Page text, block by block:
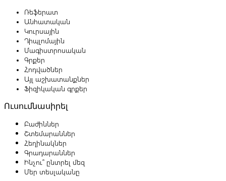
Ռեֆերատ
Անհատական
Կուրսային
Դիպլոմային
Մագիստրոսական
Գրքեր
Հոդվածներ
Այլ աշխատանքներ
Ֆիզիկական գրքեր
Ուսումնասիրել
Բաժիններ
Շտեմարաններ
Հեղինակներ
Գրադարաններ
Ինչու՞ ընտրել մեզ
Մեր տեսլականը